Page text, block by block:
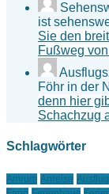
ist
Sie den
Fußweg
Föhr in der
denn hier
Schachzug
Schlagwörter
Amrum Anreise